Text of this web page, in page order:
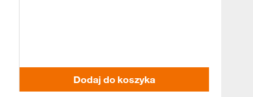
Dodaj do koszyka